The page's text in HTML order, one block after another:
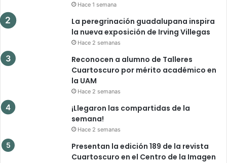
Hace 1 semana
La peregrinación guadalupana inspira
la nueva exposición de Irving Villegas
Hace 2 semanas
Reconocen a alumno de Talleres
Cuartoscuro por mérito académico en
la UAM
Hace 2 semanas
¡Llegaron las compartidas de la
semana!
Hace 2 semanas
Presentan la edición 189 de la revista
Cuartoscuro en el Centro de la Imagen